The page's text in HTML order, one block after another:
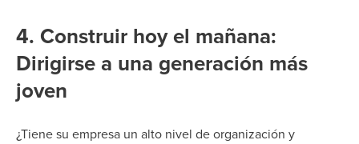
4. Construir hoy el mañana:
Dirigirse a una generación más
joven
¿Tiene su empresa un alto nivel de organización y